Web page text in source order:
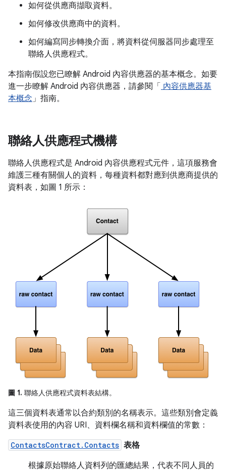
如何從供應商擷取資料。
如何修改供應商中的資料。
如何編寫同步轉換介面，將資料從伺服器同步處理至
聯絡人供應程式。
本指南假設您已瞭解 Android 內容供應器的基本概念。如要
進一步瞭解 Android 內容供應器，請參閱「 內容供應器基
本概念」指南。
聯絡人供應程式機構
聯絡人供應程式是 Android 內容供應程式元件，這項服務會
維護三種有關個人的資料，每種資料都對應到供應商提供的
資料表，如圖 1 所示：
圖 1. 聯絡人供應程式資料表結構。
這三個資料表通常以合約類別的名稱表示。這些類別會定義
資料表使用的內容 URI、資料欄名稱和資料欄值的常數：
ContactsContract.Contacts 表格
根據原始聯絡人資料列的匯總結果，代表不同人員的